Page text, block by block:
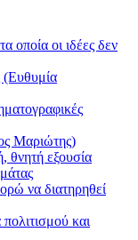
οποία οι ιδέες δεν
(Ευθυμία
Μαριώτης)
εξουσία
να διατηρηθεί
και